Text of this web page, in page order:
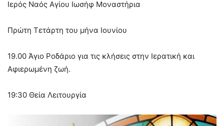
Ιερός Ναός Αγίου Ιωσήφ Μοναστήρια
Πρώτη Τετάρτη του μήνα Ιουνίου
19.00 Άγιο Ροδάριο για τις κλήσεις στην Ιερατική και
Αφιερωμένη ζωή.
19:30 Θεία Λειτουργία